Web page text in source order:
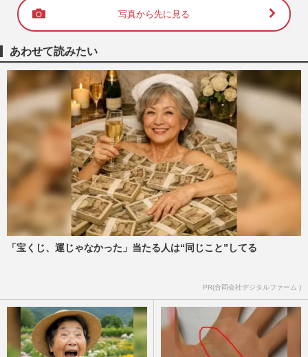
写真から先に見る
あわせて読みたい
「宝くじ、運じゃなかった」当たる人は“同じこと”してる
PR(合同会社デジタルファーム )